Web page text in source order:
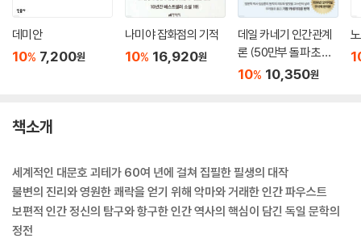
데미안
10% 7,200원
나미야 잡화점의 기적
10% 16,920원
데일 카네기 인간관계
론 (50만부 돌파 초판
무삭제 완역본)
10% 10,350원
책소개
세계적인 대문호 괴테가 60여 년에 걸쳐 집필한 필생의 대작
불변의 진리와 영원한 쾌락을 얻기 위해 악마와 거래한 인간 파우스트
보편적 인간 정신의 탐구와 항구한 인간 역사의 핵심이 담긴 독일 문학의
정전